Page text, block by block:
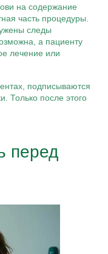
на содержание
часть процедуры.
следы
а пациенту
лечение или
подписываются
Только после этого
перед